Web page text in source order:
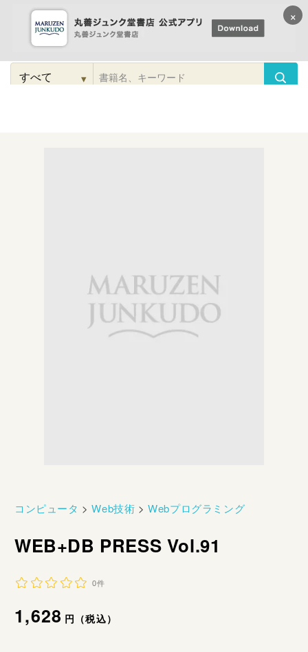
コンテンツに
進む
検
▾
コンピュータ >Web技術 >Webプログラミング
WEB+DB PRESS Vol.91
0件
通
1,628円（税込）
×